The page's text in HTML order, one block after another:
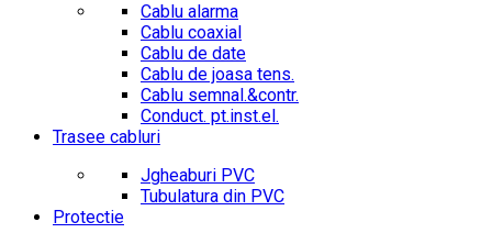
Cablu alarma
Cablu coaxial
Cablu de date
Cablu de joasa tens.
Cablu semnal.&contr.
Conduct. pt.inst.el.
Trasee cabluri
Jgheaburi PVC
Tubulatura din PVC
Protectie